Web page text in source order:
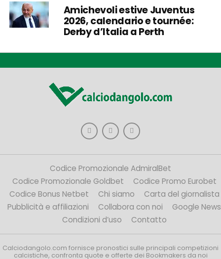
Amichevoli estive Juventus
2026, calendario e tournée:
Derby d’Italia a Perth
Codice Promozionale AdmiralBet
Codice Promozionale Goldbet
Codice Promo Eurobet
Codice Bonus Netbet
Chi siamo
Carta del giornalista
Pubblicità e affiliazioni
Collabora con noi
Google News
Condizioni d’uso
Contatto
Calciodangolo.com fornisce pronostici sulle principali competizioni
calcistiche, confronta quote e offerte dei Bookmakers da noi